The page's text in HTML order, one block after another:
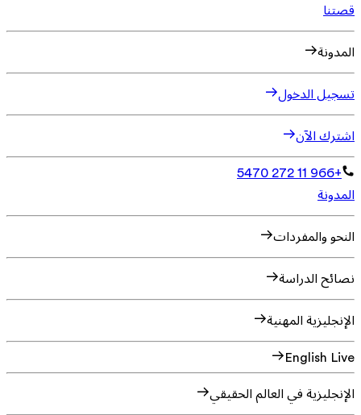
قصتنا
المدونة
تسجيل الدخول
اشترك الآن
+966 11 272 5470
المدونة
النحو والمفردات
نصائح الدراسة
الإنجليزية المهنية
English Live
الإنجليزية في العالم الحقيقي